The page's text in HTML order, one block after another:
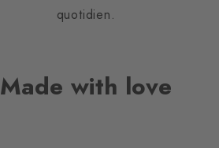
quotidien.
Made with love